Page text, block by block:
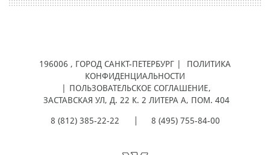
196006 , ГОРОД САНКТ-ПЕТЕРБУРГ |
ПОЛИТИКА
КОНФИДЕНЦИАЛЬНОСТИ
ПОЛЬЗОВАТЕЛЬСКОЕ СОГЛАШЕНИЕ,
ЗАСТАВСКАЯ УЛ, Д. 22 К. 2 ЛИТЕРА А, ПОМ. 404
8 (812) 385-22-22 8 (495) 755-84-00